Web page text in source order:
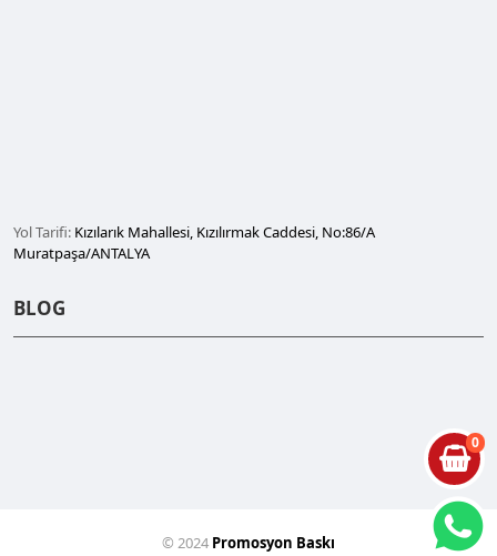
0
Yol Tarifi: Kızılarık Mahallesi, Kızılırmak Caddesi, No:86/A
Muratpaşa/ANTALYA
BLOG
© 2024 Promosyon Baskı